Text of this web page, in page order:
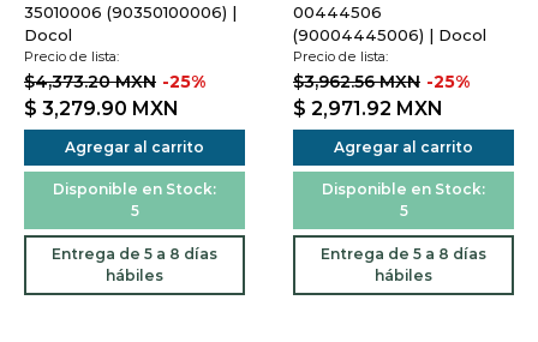
35010006 (90350100006) |
Docol
Precio de lista:
$4,373.20 MXN -25%
$ 3,279.90 MXN
Agregar al carrito
Disponible en Stock:
5
Entrega de 5 a 8 días
hábiles
00444506
(90004445006) | Docol
Precio de lista:
$3,962.56 MXN -25%
$ 2,971.92 MXN
Agregar al carrito
Disponible en Stock:
5
Entrega de 5 a 8 días
hábiles